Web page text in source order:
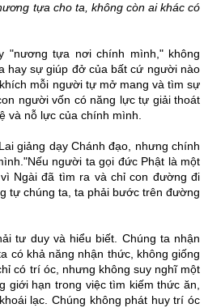
tựa cho ta, không còn ai khác có
"nương tựa nơi chính mình," không
hay sự giúp đở của bất cứ người nào
mỗi người tự mở mang và tìm sự
người vốn có năng lực tự giải thoát
và nỗ lực của chính mình.
giảng dạy Chánh đạo, nhưng chính
người ta gọi đức Phật là một
Ngài đã tìm ra và chỉ con đường đi
tự chúng ta, ta phải bước trên đường
tư duy và hiểu biết. Chúng ta nhận
có khả năng nhận thức, không giống
có trí óc, nhưng không suy nghĩ một
giới hạn trong việc tìm kiếm thức ăn,
lạc. Chúng không phát huy trí óc